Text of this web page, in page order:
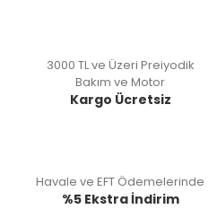
3000 TL ve Üzeri Preiyodik
Bakım ve Motor
Kargo Ücretsiz
Havale ve EFT Ödemelerinde
%5 Ekstra İndirim